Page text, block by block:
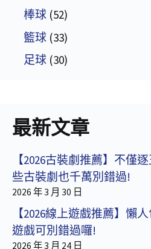
棒球 (52)
籃球 (33)
足球 (30)
最新文章
【2026古裝劇推薦】不僅
些古裝劇也千萬別錯過!
2026 年 3 月 30 日
【2026線上遊戲推薦】懶
遊戲可別錯過囉!
2026 年 3 月 24 日